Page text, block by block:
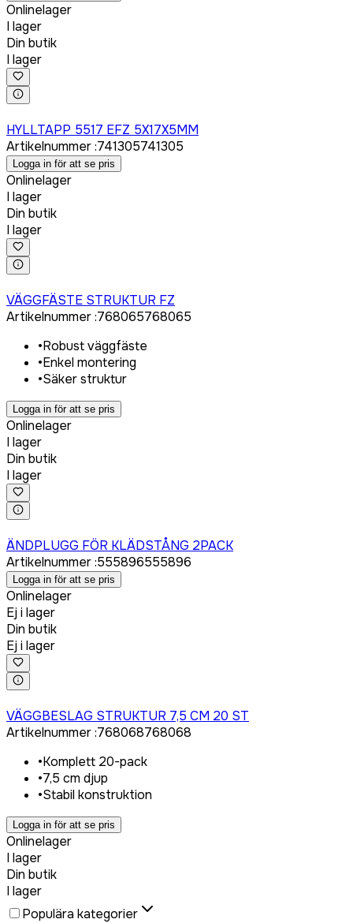
Onlinelager
I lager
Din butik
I lager
HYLLTAPP 5517 EFZ 5X17X5MM
Artikelnummer:741305741305
Logga in för att se pris
Onlinelager
I lager
Din butik
I lager
VÄGGFÄSTE STRUKTUR FZ
Artikelnummer:768065768065
•Robust väggfäste
•Enkel montering
•Säker struktur
Logga in för att se pris
Onlinelager
I lager
Din butik
I lager
ÄNDPLUGG FÖR KLÄDSTÅNG 2PACK
Artikelnummer:555896555896
Logga in för att se pris
Onlinelager
Ej i lager
Din butik
Ej i lager
VÄGGBESLAG STRUKTUR 7,5 CM 20 ST
Artikelnummer:768068768068
•Komplett 20-pack
•7,5 cm djup
•Stabil konstruktion
Logga in för att se pris
Onlinelager
I lager
Din butik
I lager
Populära kategorier